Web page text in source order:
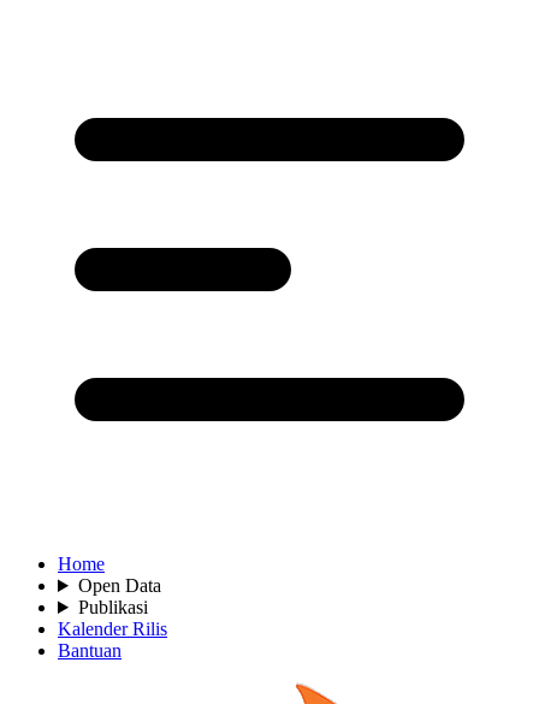
Home
Open Data
Publikasi
Kalender Rilis
Bantuan